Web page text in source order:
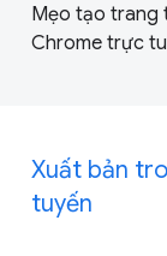
Mẹo tạo trang
Chrome trực
Xuất bản
tuyến